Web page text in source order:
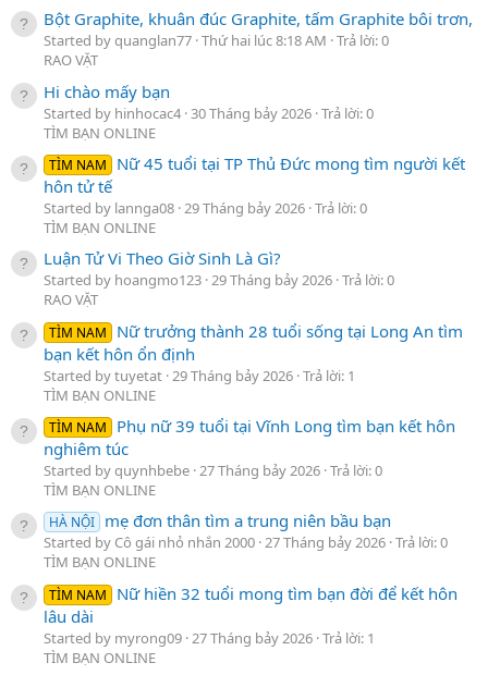
Bột Graphite, khuân đúc Graphite, tấm Graphite bôi trơn,
Started by quanglan77 Thứ hai lúc 8:18 AM Trả lời: 0
RAO VẶT
Hi chào mấy bạn
Started by hinhocac4 30 Tháng bảy 2026 Trả lời: 0
TÌM BẠN ONLINE
TÌM NAM
Nữ 45 tuổi tại TP Thủ Đức mong tìm người kết
hôn tử tế
Started by lannga08 29 Tháng bảy 2026 Trả lời: 0
TÌM BẠN ONLINE
Luận Tử Vi Theo Giờ Sinh Là Gì?
Started by hoangmo123 29 Tháng bảy 2026 Trả lời: 0
RAO VẶT
TÌM NAM
Nữ trưởng thành 28 tuổi sống tại Long An tìm
bạn kết hôn ổn định
Started by tuyetat 29 Tháng bảy 2026 Trả lời: 1
TÌM BẠN ONLINE
TÌM NAM
Phụ nữ 39 tuổi tại Vĩnh Long tìm bạn kết hôn
nghiêm túc
Started by quynhbebe 27 Tháng bảy 2026 Trả lời: 0
TÌM BẠN ONLINE
HÀ NỘI mẹ đơn thân tìm a trung niên bầu bạn
Started by Cô gái nhỏ nhắn 2000 27 Tháng bảy 2026 Trả lời: 0
TÌM BẠN ONLINE
TÌM NAM
Nữ hiền 32 tuổi mong tìm bạn đời để kết hôn
lâu dài
Started by myrong09 27 Tháng bảy 2026 Trả lời: 1
TÌM BẠN ONLINE